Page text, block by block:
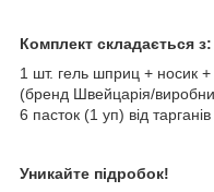
Комплект складається з:
1 шт. гель шприц + носик +
(бренд Швейцарія/
6 пасток (1 уп) від
Уникайте підробок!